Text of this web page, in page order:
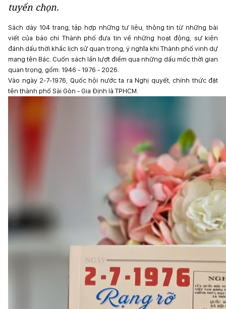
tuyển chọn.
Sách dày 104 trang, tập hợp những tư liệu, thông tin từ những bài
viết của báo chí Thành phố đưa tin về những hoạt động, sự kiện
đánh dấu thời khắc lịch sử quan trọng, ý nghĩa khi Thành phố vinh dự
mang tên Bác. Cuốn sách lần lượt điểm qua những dấu mốc thời gian
quan trọng, gồm: 1946 - 1976 - 2026.
Vào ngày 2-7-1976, Quốc hội nước ta ra Nghị quyết, chính thức đặt
tên thành phố Sài Gòn - Gia Định là TPHCM.